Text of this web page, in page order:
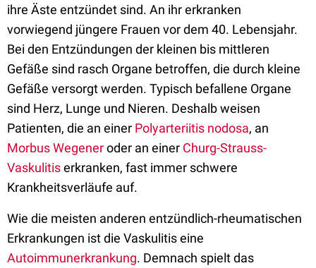
ihre Äste entzündet sind. An ihr erkranken
vorwiegend jüngere Frauen vor dem 40. Lebensjahr.
Bei den Entzündungen der kleinen bis mittleren
Gefäße sind rasch Organe betroffen, die durch kleine
Gefäße versorgt werden. Typisch befallene Organe
sind Herz, Lunge und Nieren. Deshalb weisen
Patienten, die an einer Polyarteriitis nodosa, an
Morbus Wegeneroder an einer Churg-Strauss-
Vaskulitiserkranken, fast immer schwere
Krankheitsverläufe auf.
Wie die meisten anderen entzündlich-rheumatischen
Erkrankungen ist die Vaskulitis eine
Autoimmunerkrankung. Demnach spielt das